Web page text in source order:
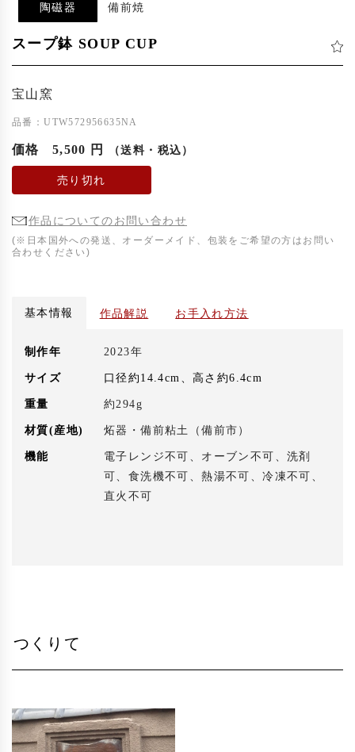
陶磁器 備前焼
スープ鉢 SOUP CUP
宝山窯
品番：UTW572956635NA
価格 5,500 円 （送料・税込）
売り切れ
作品についてのお問い合わせ
(※日本国外への発送、オーダーメイド、包装をご希望の方はお問い
合わせください)
基本情報 作品解説 お手入れ方法
制作年 2023年
サイズ 口径約14.4cm、高さ約6.4cm
重量 約294g
材質(産地) 炻器・備前粘土（備前市）
機能
電子レンジ不可、オーブン不可、洗剤
可、食洗機不可、熱湯不可、冷凍不可、
直火不可
つくりて